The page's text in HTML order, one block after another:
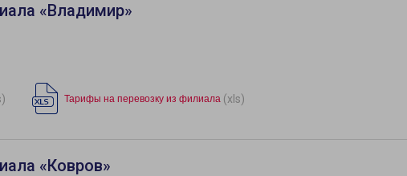
«Владимир»
Тарифы на перевозку из филиала (xls)
«Ковров»